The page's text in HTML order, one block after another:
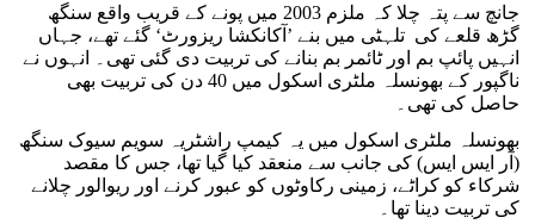
جانچ سے پتہ چلا کہ ملزم 2003 میں پونے کے قریب واقع سنگھ
گڑھ قلعے کی تلہٹی میں بنے ’آکانکشا ریزورٹ‘ گئے تھے، جہاں
انہیں پائپ بم اور ٹائمر بم بنانے کی تربیت دی گئی تھی۔ انہوں نے
ناگپور کے بھونسلہ ملٹری اسکول میں 40 دن کی تربیت بھی
حاصل کی تھی۔
بھونسلہ ملٹری اسکول میں یہ کیمپ راشٹریہ سویم سیوک سنگھ
(آر ایس ایس) کی جانب سے منعقد کیا گیا تھا، جس کا مقصد
شرکاء کو کراٹے، زمینی رکاوٹوں کو عبور کرنے اور ریوالور چلانے
کی تربیت دینا تھا۔